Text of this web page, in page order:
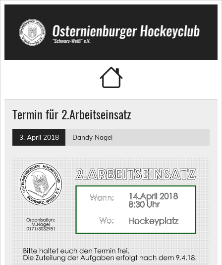
Skip
content
Osternienburger Hockeyclub
Termin für 2.Arbeitseinsatz
3. April 2018 Dandy Nagel